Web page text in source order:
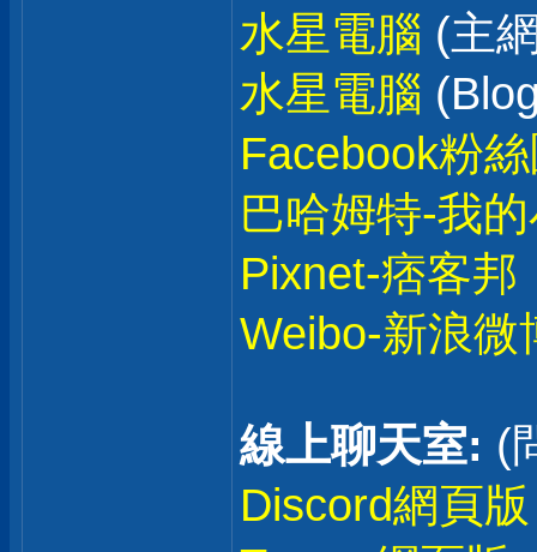
水星電腦 (主
水星電腦
Facebook粉
巴哈姆特-我
Pixnet-痞客邦
Weibo-新浪微
線上聊天室: (
Discord網頁版